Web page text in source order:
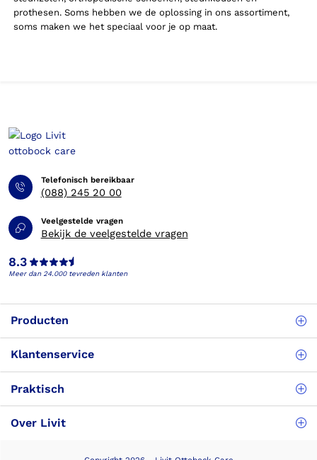
prothesen. Soms hebben we de oplossing in ons assortiment,
soms maken we het speciaal voor je op maat.
Telefonisch bereikbaar
(088) 245 20 00
Veelgestelde vragen
Bekijk de veelgestelde vragen
8.3
Meer dan 24.000 tevreden klanten
Producten
Klantenservice
Praktisch
Over Livit